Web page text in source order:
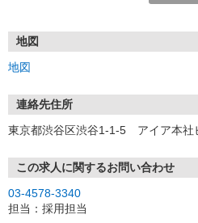
電話での応募の場合は「イーアイデ
地図
地図
連絡先住所
東京都渋谷区渋谷1-1-5 アイア本社
この求人に関するお問い合わせ
03-4578-3340
担当：採用担当